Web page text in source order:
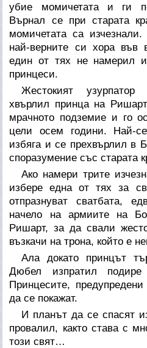
убие момичетата и ги
Върнал се при старата
момичетата са
най-верните си хора във
един от тях не намерил
принцеси.
Жестокият
хвърлил принца на
мрачното подземие и го
цели осем години. Най-
избяга и се прехвърлил в
споразумение със старата
Ако намери трите
избере една от тях за
отпразнуват сватбата,
начело на армиите на
Ришарт, за да свали
възкачи на трона, който е
Ала докато принцът
Дюбел изпратил
Принцесите,
да се покажат.
И планът да се спасят
провалил, както става с
този свят…